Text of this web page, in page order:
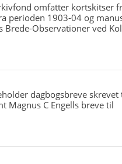
omfatter kortskitser
perioden 1903-04 og
Brede-Observationer ved
dagbogsbreve skrevet
Magnus C Engells breve til